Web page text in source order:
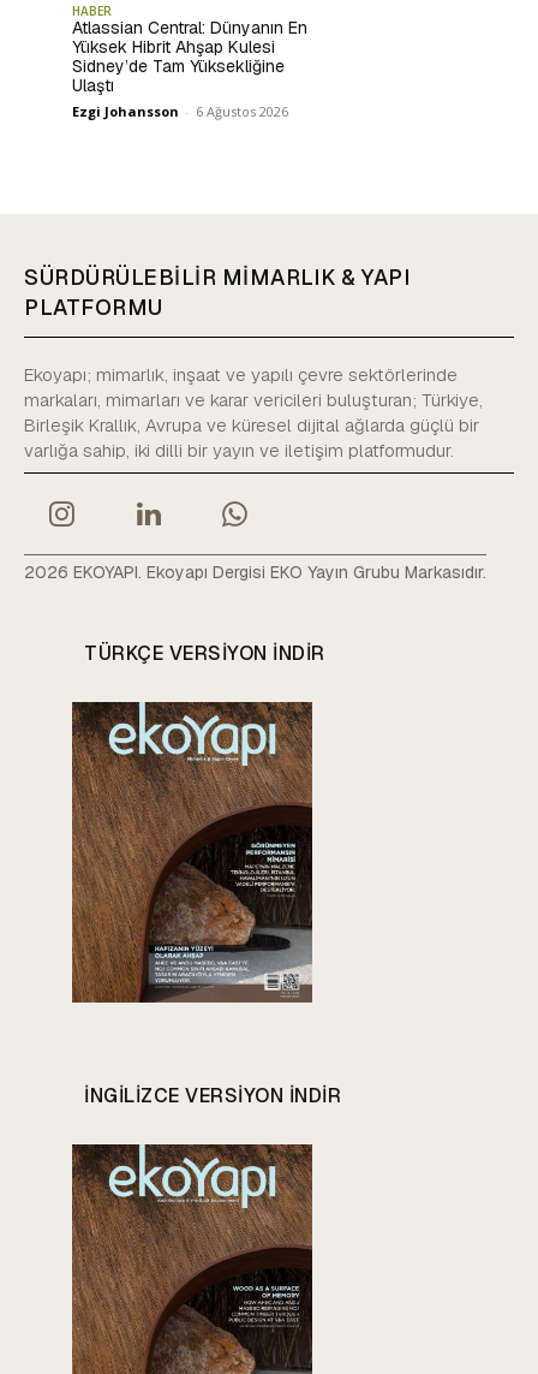
HABER
Atlassian Central: Dünyanın En
Yüksek Hibrit Ahşap Kulesi
Sidney’de Tam Yüksekliğine
Ulaştı
Ezgi Johansson - 6 Ağustos 2026
SÜRDÜRÜLEBİLİR MİMARLIK & YAPI
PLATFORMU
Ekoyapı; mimarlık, inşaat ve yapılı çevre sektörlerinde
markaları, mimarları ve karar vericileri buluşturan; Türkiye,
Birleşik Krallık, Avrupa ve küresel dijital ağlarda güçlü bir
varlığa sahip, iki dilli bir yayın ve iletişim platformudur.
2026 EKOYAPI. Ekoyapı Dergisi EKO Yayın Grubu Markasıdır.
TÜRKÇE VERSIYON INDIR
INGILIZCE VERSIYON INDIR